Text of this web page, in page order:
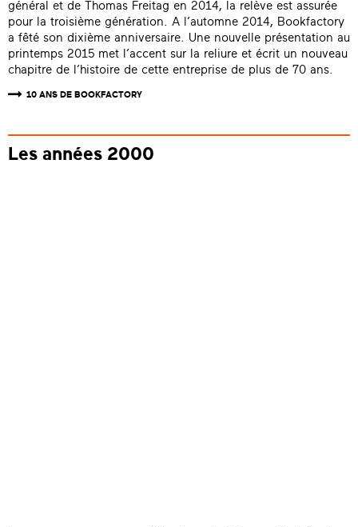
général et de Thomas Freitag en 2014, la relève est assurée
pour la troisième génération. A l’automne 2014, Bookfactory
a fêté son dixième anniversaire. Une nouvelle présentation au
printemps 2015 met l’accent sur la reliure et écrit un nouveau
chapitre de l’histoire de cette entreprise de plus de 70 ans.
10 ANS DE BOOKFACTORY
Les années 2000